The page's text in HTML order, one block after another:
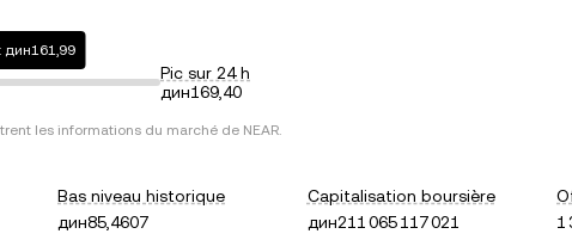
дин161,99
Pic sur 24 h
дин169,40
les informations du marché de NEAR.
Bas niveau historique
дин85,4607
Capitalisation boursière
дин211 065 117 021
1